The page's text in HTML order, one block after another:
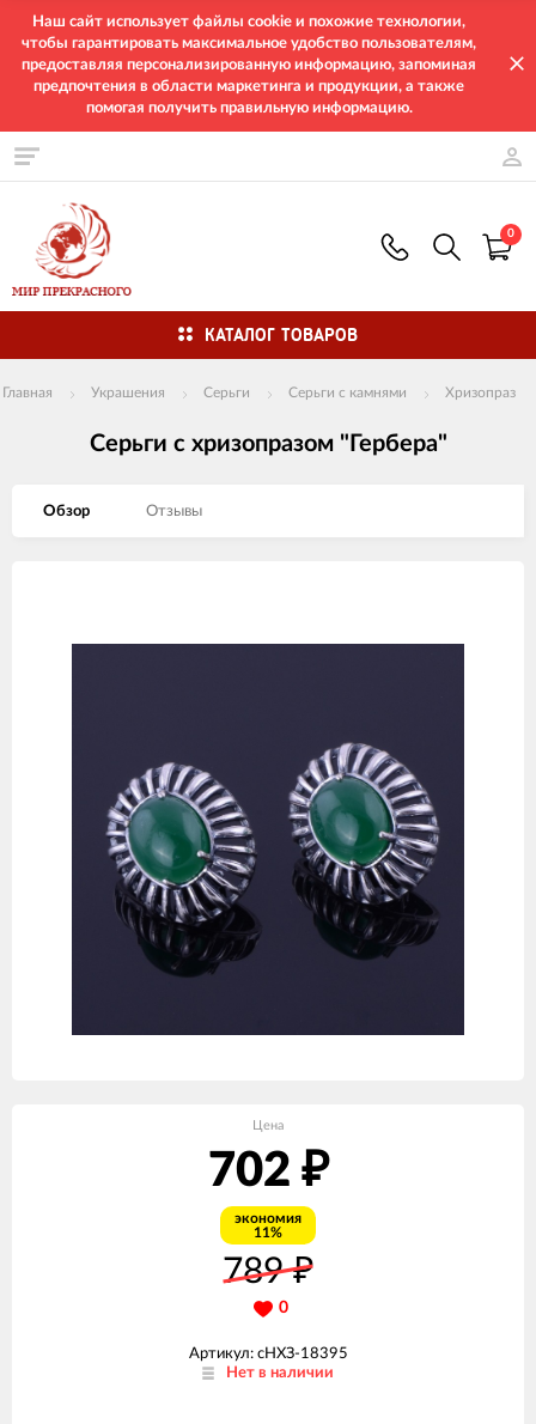
Наш сайт использует файлы cookie и похожие технологии,
чтобы гарантировать максимальное удобство пользователям,
предоставляя персонализированную информацию, запоминая
предпочтения в области маркетинга и продукции, а также
помогая получить правильную информацию.
0
КАТАЛОГ ТОВАРОВ
Главная Украшения Серьги Серьги с камнями Хризопраз
Серьги с хризопразом "Гербера"
Обзор Отзывы
Цена
702 ₽
экономия
11%
789₽
0
Артикул: сНХЗ-18395
Нет в наличии